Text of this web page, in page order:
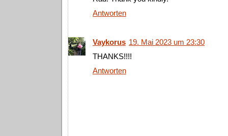
Antworten
Vaykorus 19. Mai 2023 um 23:30
THANKS!!!!
Antworten